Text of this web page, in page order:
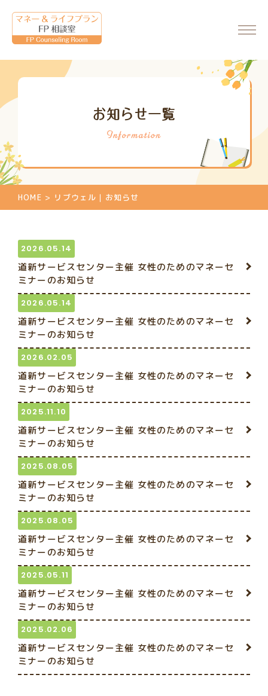
FP相談室について
ご相談・料金について
マネーセミナーのご案内
個別相談のご案内
相談申込
お知らせ一覧
HOME > リブウェル｜お知らせ
2026.05.14
道新サービスセンター主催 女性のためのマネーセ
ミナーのお知らせ
2026.05.14
道新サービスセンター主催 女性のためのマネーセ
ミナーのお知らせ
2026.02.05
道新サービスセンター主催 女性のためのマネーセ
ミナーのお知らせ
2025.11.10
道新サービスセンター主催 女性のためのマネーセ
ミナーのお知らせ
2025.08.05
道新サービスセンター主催 女性のためのマネーセ
ミナーのお知らせ
2025.08.05
道新サービスセンター主催 女性のためのマネーセ
ミナーのお知らせ
2025.05.11
道新サービスセンター主催 女性のためのマネーセ
ミナーのお知らせ
2025.02.06
道新サービスセンター主催 女性のためのマネーセ
ミナーのお知らせ